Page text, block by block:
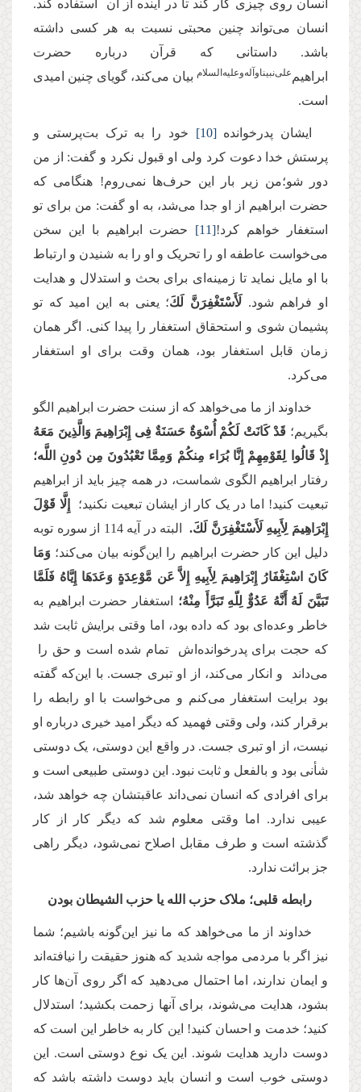
انسان روی چیزی کار کند تا در آینده از آن استفاده کند.
انسان می‌‌تواند چنین محبتی نسبت به هر کسی داشته
باشد. داستانی که قرآن درباره حضرت
ابراهیم‌ علی‌نبیناوآله‌وعلیه‌السلام بیان می‌کند، گویای چنین امیدی
است.
ایشان پدرخوانده[10] خود را به ترک بت‌پرستی و
پرستش خدا دعوت کرد ولی او قبول نکرد و گفت: از من
دور شو؛من زیر بار این حرف‌ها نمی‌روم! هنگامی که
حضرت ابراهیم از او جدا می‌شد، به او گفت: من برای تو
استغفار خواهم کرد![11] حضرت ابراهیم با این سخن
می‌خواست عاطفه‌ او را تحریک و او را به شنیدن و ارتباط
با او مایل نماید تا زمینه‌ای برای بحث و استدلال و هدایت
او فراهم شود.لَأَسْتَغْفِرَنَّ لَكَ؛ یعنی به این امید که تو
پشیمان شوی و استحقاق استغفار را پیدا کنی. اگر همان
زمان قابل استغفار بود، همان وقت برای او استغفار
می‌کرد.
خداوند از ما می‌خواهد که از سنت حضرت ابراهیم الگو
بگیریم؛ قَدْ كَانَتْ لَكُمْ أُسْوَةٌ حَسَنَةٌ فِی إِبْرَاهِیمَ وَالَّذِینَ مَعَهُ
إِذْ قَالُوا لِقَوْمِهِمْ إِنَّا بُرَاء مِنكُمْ وَمِمَّا تَعْبُدُونَ مِن دُونِ اللَّه؛
رفتار ابراهیم الگوی شماست، در همه چیز باید از ابراهیم
تبعیت کنید! اما در یک کار از ایشان تبعیت نکنید؛
إِلَّا قَوْلَ
إِبْرَاهِیمَ لِأَبِیهِ لَأَسْتَغْفِرَنَّ لَكَ.
البته در آیه 114 از سوره توبه
دلیل این کار حضرت ابراهیم را این‌گونه بیان می‌کند؛ وَمَا
كَانَ اسْتِغْفَارُ إِبْرَاهِیمَ لِأَبِیهِ إِلاَّ عَن مَّوْعِدَةٍ وَعَدَهَا إِیَّاهُ فَلَمَّا
تَبَیَّنَ لَهُ أَنَّهُ عَدُوٌّ لِلّهِ تَبَرَّأَ مِنْهُ؛
استغفار حضرت ابراهیم به
خاطر وعده‌ای بود که داده بود، اما وقتی برایش ثابت شد
که حجت برای پدرخوانده‌اش تمام شده است و حق را
می‌داند و انکار می‌کند، از او تبری جست. با این‌که گفته
بود برایت استغفار می‌کنم و می‌خواست با او رابطه‌ را
برقرار کند، ولی وقتی فهمید که دیگر امید خیری درباره‌ او
نیست، از او تبری جست. در واقع این دوستی، یک دوستی
شأنی بود و بالفعل و ثابت نبود. این دوستی طبیعی است و
برای افرادی که انسان نمی‌داند عاقبتشان چه خواهد شد،
عیبی ندارد. اما وقتی معلوم شد که دیگر کار از کار
گذشته است و طرف مقابل اصلاح نمی‌شود، دیگر راهی
جز برائت ندارد.
رابطه قلبی؛ ملاک حزب الله یا حزب الشیطان بودن
خداوند از ما می‌خواهد که ما نیز این‌گونه باشیم؛ شما
نیز اگر با مردمی مواجه شدید که هنوز حقیقت را نیافته‌اند
و ایمان ندارند، اما احتمال می‌دهید که اگر روی آن‌ها کار
بشود، هدایت می‌شوند، برای آنها زحمت بکشید؛ استدلال
کنید؛ خدمت و احسان کنید! این‌ کار به خاطر این است که
دوست دارید هدایت شوند. این یک نوع دوستی است. این
دوستی خوب است و انسان باید دوست داشته باشد که